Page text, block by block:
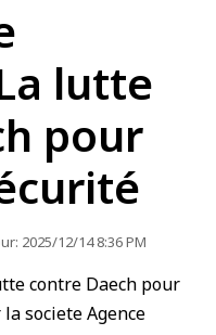
lutte
pour
2025/12/14 8:36 PM